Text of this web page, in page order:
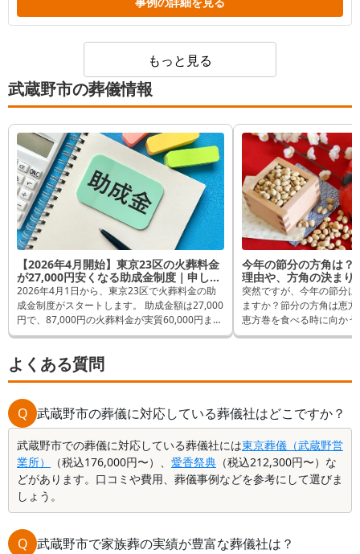
もっと見る
武蔵野市の葬儀情報
【2026年4月開始】東京23区の火葬料金
が27,000円安くなる助成金制度｜申し込
み方法と対象者を解説
2026年4月1日から、東京23区で火葬料金の助
成金制度がスタートします。 助成金額は27,000
円で、87,000円の火葬料金が実質60,000円まで
抑えられる制度です。
な申請手順をわかりやすく解説します。 あわせ
て、助成金と併用できる最大55,000円の葬祭特
今年の節分の方角は？
理由や、方角の決まり
突然ですが、今年の節分
ますか？節分の方角は恵
恵方巻を食べる時に向か
けられることが多いで
ます。恵方巻きを毎年食
深めてくださいね。
よくある質問
Q 武蔵野市の葬儀に対応している葬儀社はどこですか？
武蔵野市での葬儀に対応している葬儀社には東京葬儀（武蔵野営
業所）
（税込176,000円〜）、 愛香祭典 （税込212,300円〜）な
どがあります。口コミや費用、葬儀事例などを参考にして選びま
しょう。
Q 武蔵野市で家族葬の実績が豊富な葬儀社は？